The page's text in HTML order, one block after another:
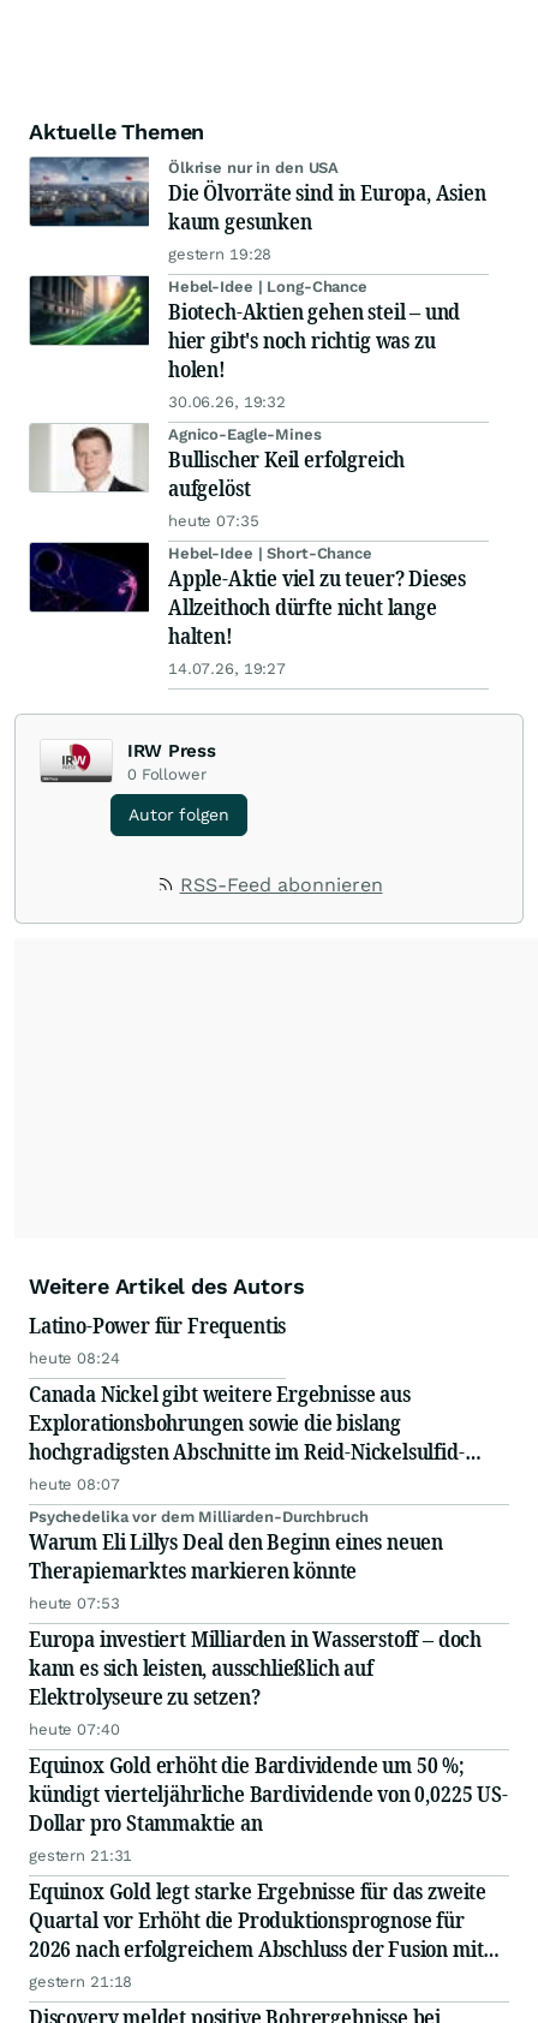
Aktuelle Themen
Ölkrise nur in den USA
Die Ölvorräte sind in Europa, Asien
kaum gesunken
gestern 19:28
Hebel-Idee | Long-Chance
Biotech-Aktien gehen steil – und
hier gibt's noch richtig was zu
holen!
30.06.26, 19:32
Agnico-Eagle-Mines
Bullischer Keil erfolgreich
aufgelöst
heute 07:35
Hebel-Idee | Short-Chance
Apple-Aktie viel zu teuer? Dieses
Allzeithoch dürfte nicht lange
halten!
14.07.26, 19:27
IRW Press
0 Follower
Autor folgen
RSS-Feed abonnieren
Weitere Artikel des Autors
Latino-Power für Frequentis
heute 08:24
Canada Nickel gibt weitere Ergebnisse aus
Explorationsbohrungen sowie die bislang
hochgradigsten Abschnitte im Reid-Nickelsulfid-
Projekt bekannt
heute 08:07
Psychedelika vor dem Milliarden-Durchbruch
Warum Eli Lillys Deal den Beginn eines neuen
Therapiemarktes markieren könnte
heute 07:53
Europa investiert Milliarden in Wasserstoff – doch
kann es sich leisten, ausschließlich auf
Elektrolyseure zu setzen?
heute 07:40
Equinox Gold erhöht die Bardividende um 50 %;
kündigt vierteljährliche Bardividende von 0,0225 US-
Dollar pro Stammaktie an
gestern 21:31
Equinox Gold legt starke Ergebnisse für das zweite
Quartal vor Erhöht die Produktionsprognose für
2026 nach erfolgreichem Abschluss der Fusion mit
Orla Mining Quartalsdividende um 50 % erhöht
gestern 21:18